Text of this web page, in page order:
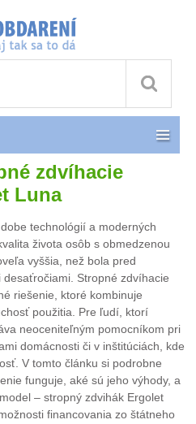
zdvíhacie
Luna
technológií a moderných
života osôb s obmedzenou
vyššia, než bola pred
desaťročiami. Stropné zdvíhacie
riešenie, ktoré kombinuje
použitia. Pre ľudí, ktorí
neoceniteľným pomocníkom pri
domácnosti či v inštitúciách, kde
V tomto článku si podrobne
funguje, aké sú jeho výhody, a
– stropný zdvihák Ergolet
financovania zo štátneho